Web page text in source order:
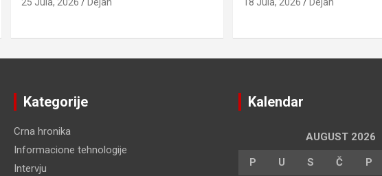
25 Jula, 2026 Dejan 18 Jula, 2026 Dejan
Kategorije
Crna hronika
Informacione tehnologije
Intervju
Kalendar
AUGUST 2026
P U S Č P